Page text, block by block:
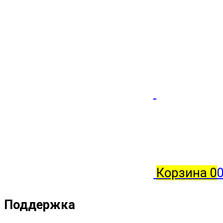
Корзина 0
Поддержка